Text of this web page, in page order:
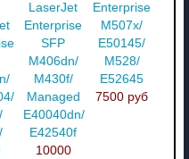
LaserJet
Enterprise
SFP
M406dn/
M430f/
Managed
E40040dn/
E42540f
10000
Enterprise
M507x/
E50145/
M528/
E52645
7500 руб